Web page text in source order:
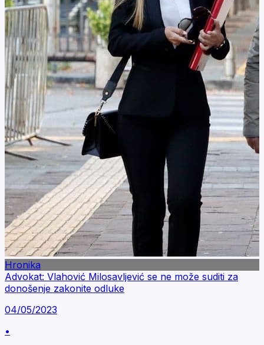
Hronika
Advokat: Vlahović Milosavljević se ne može suditi za
donošenje zakonite odluke
04/05/2023
•